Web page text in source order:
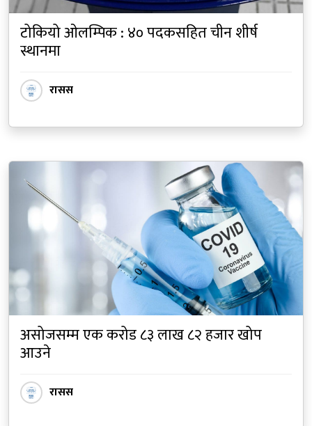
टोकियो ओलम्पिक : ४० पदकसहित चीन शीर्ष
स्थानमा
रासस
असोजसम्म एक करोड ८३ लाख ८२ हजार खोप
आउने
रासस